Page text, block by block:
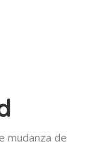
mudanza de